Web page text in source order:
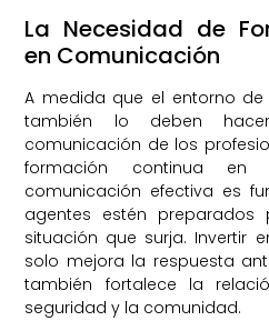
La Necesidad de
en Comunicación
A medida que el entorno
también lo deben
comunicación de los
formación continua
comunicación efectiva es
agentes estén preparados
situación que surja. Invertir
solo mejora la respuesta
también fortalece la
seguridad y la comunidad.